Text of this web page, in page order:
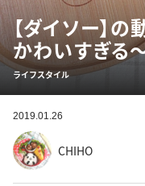
【ダイソー】
かわいすぎる
ライフスタイル
2019.01.26
CHIHO